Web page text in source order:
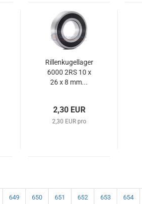
Rillenkugellager
6000 2RS 10 x
26 x 8 mm...
2,30 EUR
2,30 EUR pro
649 650 651 652 653 654